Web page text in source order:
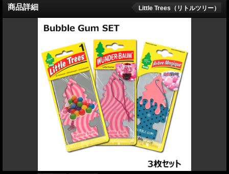
商品詳細 Little Trees（リトルツリー）